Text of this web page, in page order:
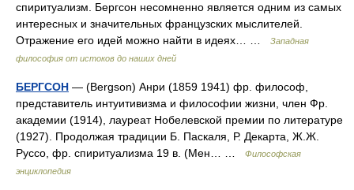
спиритуализм. Бергсон несомненно является одним из самых
интересных и значительных французских мыслителей.
Отражение его идей можно найти в идеях… …
Западная
философия от истоков до наших дней
БЕРГСОН — (Bergson) Анри (1859 1941) фр. философ,
представитель интуитивизма и философии жизни, член Фр.
академии (1914), лауреат Нобелевской премии по литературе
(1927). Продолжая традиции Б. Паскаля, Р. Декарта, Ж.Ж.
Руссо, фр. спиритуализма 19 в. (Мен… …
Философская
энциклопедия